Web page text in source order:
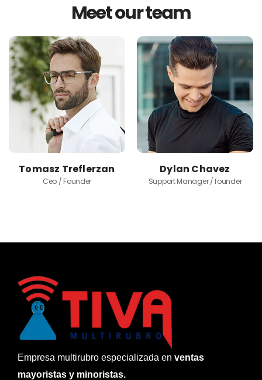
Meet our team
Tomasz Treflerzan
Ceo / Founder
Dylan Chavez
Support Manager / founder
Empresa multirubro especializada en ventas
mayoristas y minoristas.